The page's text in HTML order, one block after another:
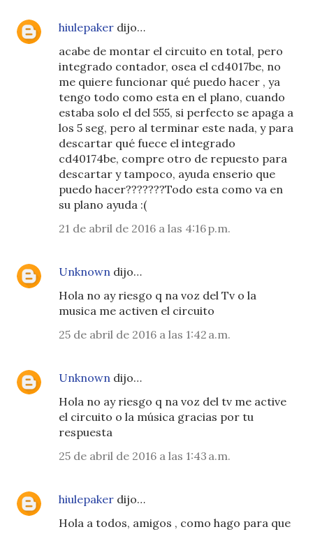
hiulepaker dijo…
acabe de montar el circuito en total, pero
integrado contador, osea el cd4017be, no
me quiere funcionar qué puedo hacer , ya
tengo todo como esta en el plano, cuando
estaba solo el del 555, si perfecto se apaga a
los 5 seg, pero al terminar este nada, y para
descartar qué fuece el integrado
cd40174be, compre otro de repuesto para
descartar y tampoco, ayuda enserio que
puedo hacer??????? Todo esta como va en
su plano ayuda :(
21 de abril de 2016 a las 4:16 p.m.
Unknown dijo…
Hola no ay riesgo q na voz del Tv o la
musica me activen el circuito
25 de abril de 2016 a las 1:42 a.m.
Unknown dijo…
Hola no ay riesgo q na voz del tv me active
el circuito o la música gracias por tu
respuesta
25 de abril de 2016 a las 1:43 a.m.
hiulepaker dijo…
Hola a todos, amigos , como hago para que